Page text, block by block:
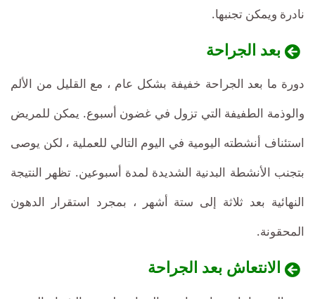
نادرة ويمكن تجنبها.
بعد الجراحة
دورة ما بعد الجراحة خفيفة بشكل عام ، مع القليل من الألم
والوذمة الطفيفة التي تزول في غضون أسبوع. يمكن للمريض
استئناف أنشطته اليومية في اليوم التالي للعملية ، لكن يوصى
بتجنب الأنشطة البدنية الشديدة لمدة أسبوعين. تظهر النتيجة
النهائية بعد ثلاثة إلى ستة أشهر ، بمجرد استقرار الدهون
المحقونة.
الانتعاش بعد الجراحة